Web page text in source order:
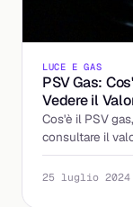
LUCE E GAS
PSV Gas:
Vedere il
Cos'è il PSV
consultare il
la bolletta e le
25 luglio 2024